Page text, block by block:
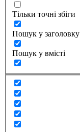
Тільки точні збіги
Пошук у заголовку
Пошук у вмісті